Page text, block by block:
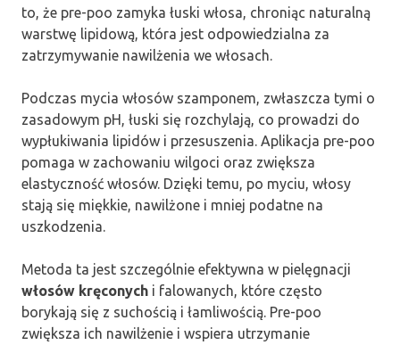
to, że pre-poo zamyka łuski włosa, chroniąc naturalną
warstwę lipidową, która jest odpowiedzialna za
zatrzymywanie nawilżenia we włosach.
Podczas mycia włosów szamponem, zwłaszcza tymi o
zasadowym pH, łuski się rozchylają, co prowadzi do
wypłukiwania lipidów i przesuszenia. Aplikacja pre-poo
pomaga w zachowaniu wilgoci oraz zwiększa
elastyczność włosów. Dzięki temu, po myciu, włosy
stają się miękkie, nawilżone i mniej podatne na
uszkodzenia.
Metoda ta jest szczególnie efektywna w pielęgnacji
włosów kręconych i falowanych, które często
borykają się z suchością i łamliwością. Pre-poo
zwiększa ich nawilżenie i wspiera utrzymanie